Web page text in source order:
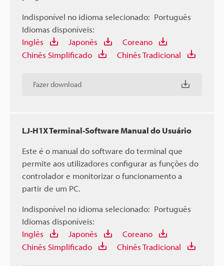
Indisponível no idioma selecionado: Português
Idiomas disponíveis:
Inglês
Japonês
Coreano
Chinês Simplificado
Chinês Tradicional
Fazer download
LJ-H1X Terminal-Software Manual do Usuário
Este é o manual do software do terminal que
permite aos utilizadores configurar as funções do
controlador e monitorizar o funcionamento a
partir de um PC.
Indisponível no idioma selecionado: Português
Idiomas disponíveis:
Inglês
Japonês
Coreano
Chinês Simplificado
Chinês Tradicional